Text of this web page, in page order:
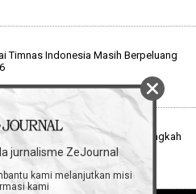
Timnas Indonesia Masih Berpeluang
Timnas Jepang: Takluk 0-4, Langkah
jurnalisme ZeJournal
kami melanjutkan misi
kami